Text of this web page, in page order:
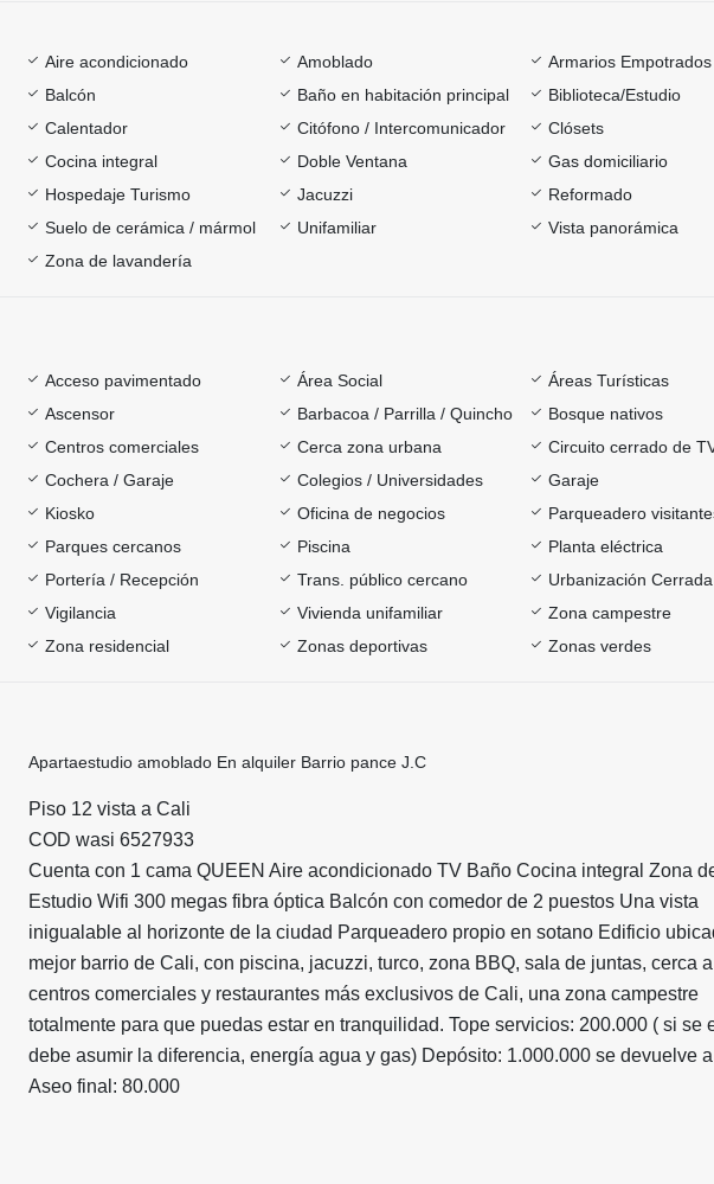
Aire acondicionado Amoblado
Armarios Empotrados
Balcón
Baño en habitación principal
Biblioteca/Estudio
Calentador
Citófono / Intercomunicador
Clósets
Cocina integral
Doble Ventana
Gas domiciliario
Hospedaje Turismo
Jacuzzi
Reformado
Suelo de cerámica / mármol
Unifamiliar
Vista panorámica
Zona de lavandería
Acceso pavimentado Área Social
Áreas Turísticas
Ascensor
Barbacoa / Parrilla / Quincho
Bosque nativos
Centros comerciales
Cerca zona urbana
Circuito cerrado de
Cochera / Garaje
Colegios / Universidades
Garaje
Kiosko
Oficina de negocios
Parqueadero
Parques cercanos
Piscina
Planta eléctrica
Portería / Recepción
Trans. público cercano
Urbanización Cerrada
Vigilancia
Vivienda unifamiliar
Zona campestre
Zona residencial
Zonas deportivas Zonas verdes
Apartaestudio amoblado En alquiler Barrio pance J.C
Piso 12 vista a Cali
COD wasi 6527933
Cuenta con 1 cama QUEEN Aire acondicionado TV Baño Cocina integral Zona
Estudio Wifi 300 megas fibra óptica Balcón con comedor de 2 puestos Una vista
inigualable al horizonte de la ciudad Parqueadero propio en sotano Edificio
mejor barrio de Cali, con piscina, jacuzzi, turco, zona BBQ, sala de juntas, cerca
centros comerciales y restaurantes más exclusivos de Cali, una zona campestre
totalmente para que puedas estar en tranquilidad. Tope servicios: 200.000 ( si se
debe asumir la diferencia, energía agua y gas) Depósito: 1.000.000 se devuelve
Aseo final: 80.000